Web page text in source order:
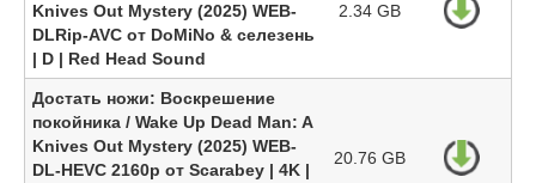
Knives Out Mystery (2025) WEB-
DLRip-AVC от DoMiNo & селезень
| D | Red Head Sound
2.34 GB
Достать ножи: Воскрешение
покойника / Wake Up Dead Man: A
Knives Out Mystery (2025) WEB-
DL-HEVC 2160p от Scarabey | 4K |
20.76 GB